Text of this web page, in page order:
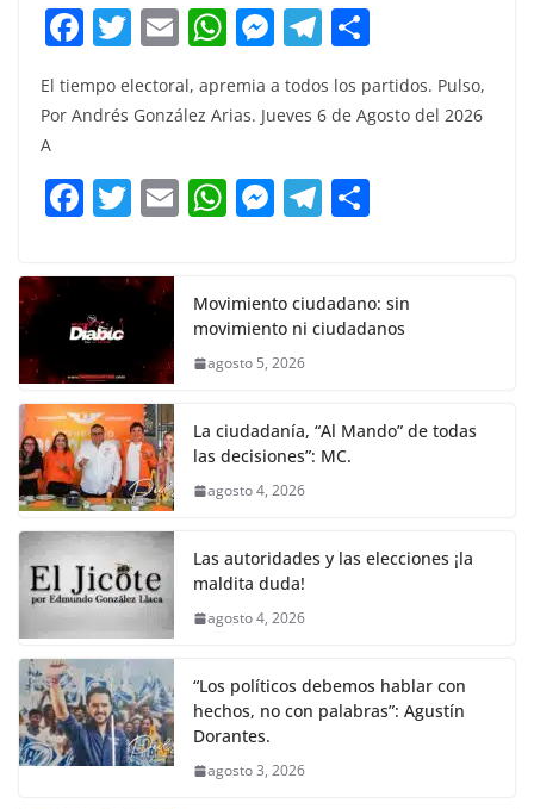
F
c
b
o
k
T
w
itt
E
m
ai
W
at
A
p
M
ss
n
g
T
el
e
a
m
m
p
El tiempo electoral, apremia a todos los partidos. Pulso,
Por Andrés González Arias. Jueves 6 de Agosto del 2026
A
F
c
e
b
o
o
k
T
itt
er
E W
s
A
p
M
e
n
er
T
gr
a
p
ar
Movimiento ciudadano: sin
movimiento ni ciudadanos
agosto 5, 2026
La ciudadanía, “Al Mando” de todas
las decisiones”: MC.
agosto 4, 2026
Las autoridades y las elecciones ¡la
maldita duda!
agosto 4, 2026
“Los políticos debemos hablar con
hechos, no con palabras”: Agustín
Dorantes.
agosto 3, 2026